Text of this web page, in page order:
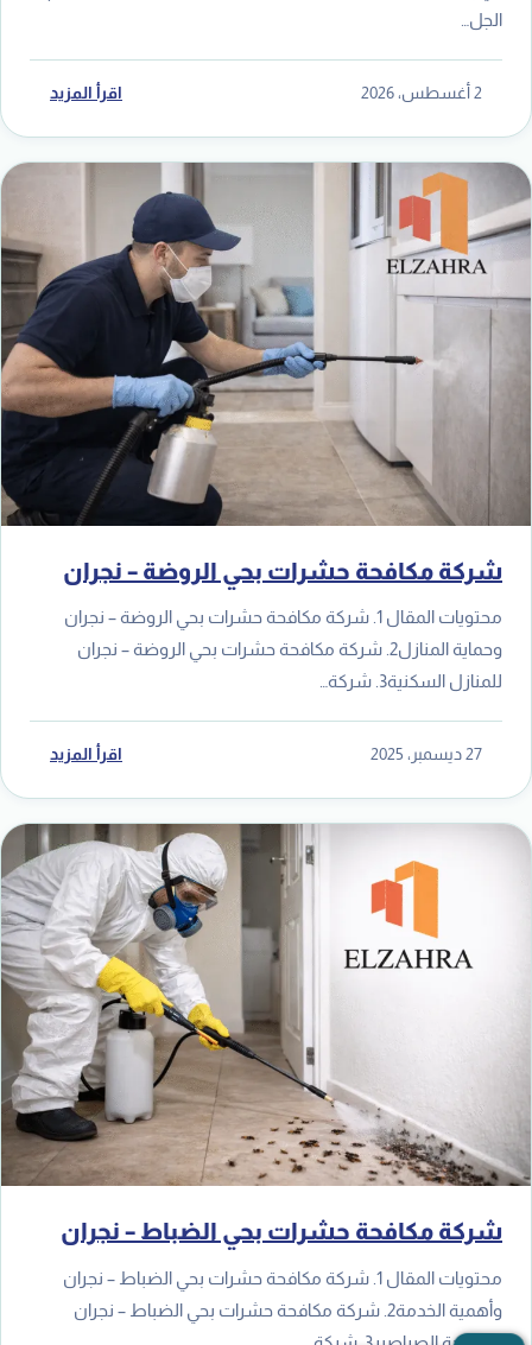
الجل…
2 أغسطس، 2026 اقرأ المزيد
شركة مكافحة حشرات بحي الروضة – نجران
محتويات المقال 1. شركة مكافحة حشرات بحي الروضة – نجران
وحماية المنازل2. شركة مكافحة حشرات بحي الروضة – نجران
للمنازل السكنية3. شركة…
27 ديسمبر، 2025 اقرأ المزيد
شركة مكافحة حشرات بحي الضباط – نجران
محتويات المقال 1. شركة مكافحة حشرات بحي الضباط – نجران
وأهمية الخدمة2. شركة مكافحة حشرات بحي الضباط – نجران